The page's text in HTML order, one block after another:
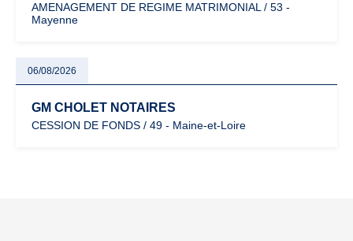
AMENAGEMENT DE REGIME MATRIMONIAL / 53 -
Mayenne
06/08/2026
GM CHOLET NOTAIRES
CESSION DE FONDS / 49 - Maine-et-Loire